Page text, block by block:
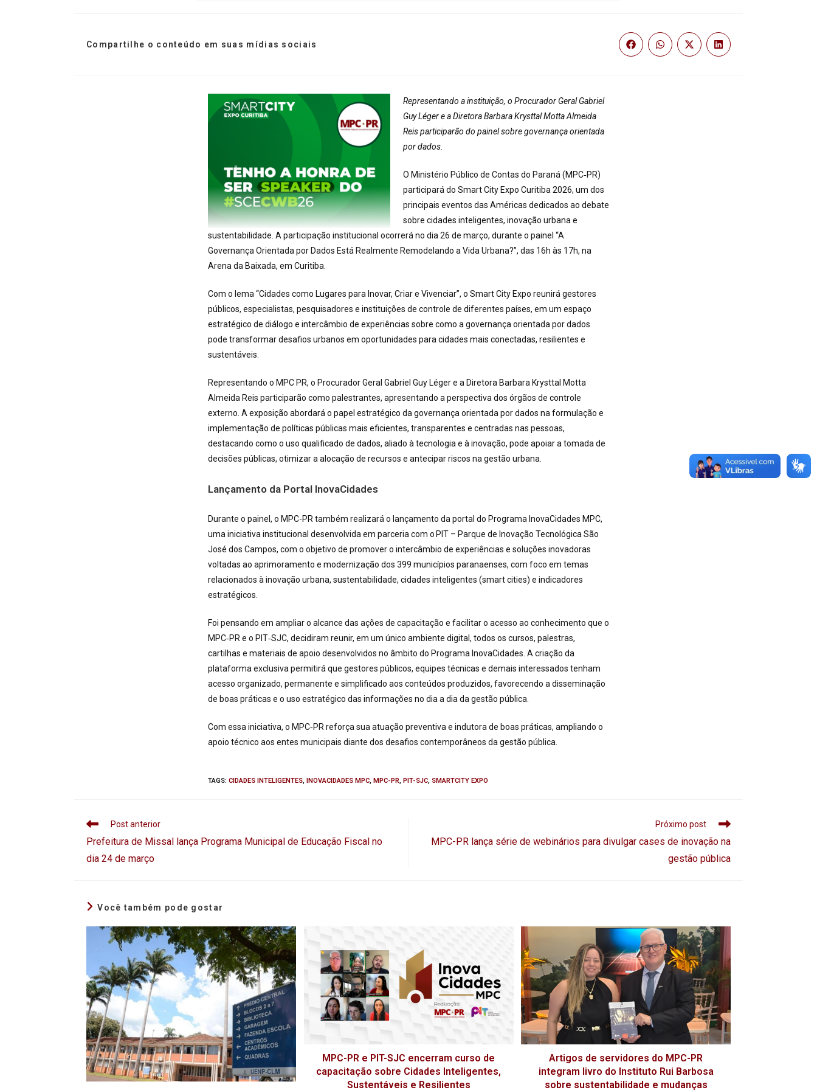
Compartilhe o conteúdo em suas mídias sociais
Representando a instituição, o Procurador Geral Gabriel
Guy Léger e a Diretora Barbara Krysttal Motta Almeida
Reis participarão do painel sobre governança orientada
por dados.
O Ministério Público de Contas do Paraná (MPC‑PR)
participará do Smart City Expo Curitiba 2026, um dos
principais eventos das Américas dedicados ao debate
sobre cidades inteligentes, inovação urbana e
sustentabilidade. A participação institucional ocorrerá no dia 26 de março, durante o painel “A
Governança Orientada por Dados Está Realmente Remodelando a Vida Urbana?”, das 16h às 17h, na
Arena da Baixada, em Curitiba.
Com o lema “Cidades como Lugares para Inovar, Criar e Vivenciar”, o Smart City Expo reunirá gestores
públicos, especialistas, pesquisadores e instituições de controle de diferentes países, em um espaço
estratégico de diálogo e intercâmbio de experiências sobre como a governança orientada por dados
pode transformar desafios urbanos em oportunidades para cidades mais conectadas, resilientes e
sustentáveis.
Representando o MPC PR, o Procurador Geral Gabriel Guy Léger e a Diretora Barbara Krysttal Motta
Almeida Reis participarão como palestrantes, apresentando a perspectiva dos órgãos de controle
externo. A exposição abordará o papel estratégico da governança orientada por dados na formulação e
implementação de políticas públicas mais eficientes, transparentes e centradas nas pessoas,
destacando como o uso qualificado de dados, aliado à tecnologia e à inovação, pode apoiar a tomada de
decisões públicas, otimizar a alocação de recursos e antecipar riscos na gestão urbana.
Lançamento da Portal InovaCidades
Durante o painel, o MPC-PR também realizará o lançamento da portal do Programa InovaCidades MPC,
uma iniciativa institucional desenvolvida em parceria com o PIT – Parque de Inovação Tecnológica São
José dos Campos, com o objetivo de promover o intercâmbio de experiências e soluções inovadoras
voltadas ao aprimoramento e modernização dos 399 municípios paranaenses, com foco em temas
relacionados à inovação urbana, sustentabilidade, cidades inteligentes (smart cities) e indicadores
estratégicos.
Foi pensando em ampliar o alcance das ações de capacitação e facilitar o acesso ao conhecimento que o
MPC‑PR e o PIT‑SJC, decidiram reunir, em um único ambiente digital, todos os cursos, palestras,
cartilhas e materiais de apoio desenvolvidos no âmbito do Programa InovaCidades. A criação da
plataforma exclusiva permitirá que gestores públicos, equipes técnicas e demais interessados tenham
acesso organizado, permanente e simplificado aos conteúdos produzidos, favorecendo a disseminação
de boas práticas e o uso estratégico das informações no dia a dia da gestão pública.
Com essa iniciativa, o MPC‑PR reforça sua atuação preventiva e indutora de boas práticas, ampliando o
apoio técnico aos entes municipais diante dos desafios contemporâneos da gestão pública.
TAGS: CIDADES INTELIGENTES, INOVACIDADES MPC, MPC-PR, PIT-SJC, SMARTCITY EXPO
Post anterior
Prefeitura de Missal lança Programa Municipal de Educação Fiscal no
dia 24 de março
Próximo post
MPC-PR lança série de webinários para divulgar cases de inovação na
gestão pública
Você também pode gostar
MPC-PR e PIT-SJC encerram curso de
capacitação sobre Cidades Inteligentes,
Sustentáveis e Resilientes
Artigos de servidores do MPC-PR
integram livro do Instituto Rui Barbosa
sobre sustentabilidade e mudanças